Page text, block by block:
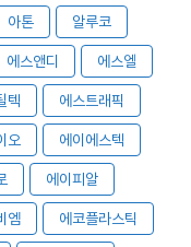
아톤 알루코
에스앤디 에스엘
텍 에스트래픽
오 에이에스텍
에이피알
엠 에코플라스틱